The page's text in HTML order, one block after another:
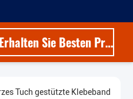
Erhalten Sie Besten Preis
Tuch gestützte Klebeband